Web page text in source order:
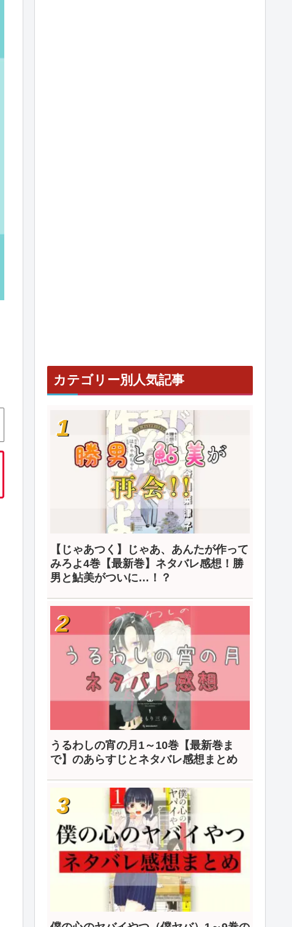
カテゴリー別人気記事
【じゃあつく】じゃあ、あんたが作って
みろよ4巻【最新巻】ネタバレ感想！勝
男と鮎美がついに…！？
うるわしの宵の月1～10巻【最新巻ま
で】のあらすじとネタバレ感想まとめ